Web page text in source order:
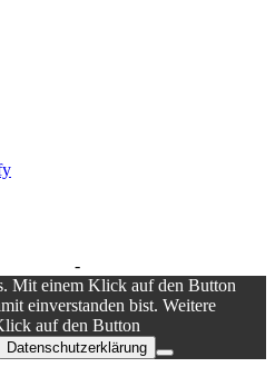
-
Mit einem Klick auf den Button
einverstanden bist. Weitere
auf den Button
Datenschutzerklärung